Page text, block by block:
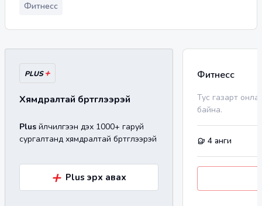
Фитнесс
PLUS +
Хямдралтай бүртгүүлээрэй
Plus үйлчилгээн дэх 1000+ гаруй
сургалтанд хямдралтай бүртгүүлээрэй
+ Plus эрх авах
Фитнесс
Тус газарт
байна.
4анги